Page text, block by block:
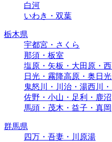
白河
いわき・双葉
栃木県
宇都宮・さくら
那須・板室
塩原・矢板・大田原・
日光・霧降高原・奥日
鬼怒川・川治・湯西川
佐野・小山・足利・鹿沼
馬頭・茂木・益子・真岡
群馬県
四万・吾妻・川原湯